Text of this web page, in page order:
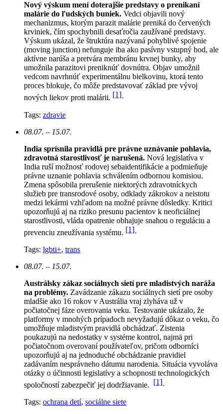
Nový výskum mení doterajšie predstavy o prenikaní
malárie do ľudských buniek. Vedci objavili nový
mechanizmus, ktorým parazit malárie preniká do červených
krviniek, čím spochybnili desaťročia zaužívané predstavy.
Výskum ukázal, že štruktúra nazývaná pohyblivé spojenie
(moving junction) nefunguje iba ako pasívny vstupný bod, ale
aktívne narúša a pretvára membránu krvnej bunky, aby
umožnila parazitovi preniknúť dovnútra. Objav umožnil
vedcom navrhnúť experimentálnu bielkovinu, ktorá tento
proces blokuje, čo môže predstavovať základ pre vývoj
nových liekov proti malárii. [1]
Tags: zdravie
08.07. – 15.07.
India sprísnila pravidlá pre právne uznávanie pohlavia,
zdravotná starostlivosť je narušená. Nová legislatíva v
India ruší možnosť rodovej sebaidentifikácie a podmieňuje
právne uznanie pohlavia schválením odbornou komisiou.
Zmena spôsobila prerušenie niektorých zdravotníckych
služieb pre transrodové osoby, odklady zákrokov a neistotu
medzi lekármi vzhľadom na možné právne dôsledky. Kritici
upozorňujú aj na riziko presunu pacientov k neoficiálnej
starostlivosti, vláda opatrenie obhajuje snahou o reguláciu a
prevenciu zneužívania systému. [1]
Tags: lgbti+, trans
08.07. – 15.07.
Austrálsky zákaz sociálnych sietí pre mladistvých naráža
na problémy. Zavádzanie zákazu sociálnych sietí pre osoby
mladšie ako 16 rokov v Austrália vraj zlyháva už v
počiatočnej fáze overovania veku. Testovanie ukázalo, že
platformy v mnohých prípadoch nevyžadujú dôkaz o veku, čo
umožňuje mladistvým pravidlá obchádzať. Zistenia
poukazujú na nedostatky v systéme kontrol, najmä pri
počiatočnom overovaní používateľov, pričom odborníci
upozorňujú aj na jednoduché obchádzanie pravidiel
zadávaním nesprávneho dátumu narodenia. Situácia vyvoláva
otázky o účinnosti legislatívy a schopnosti technologických
spoločností zabezpečiť jej dodržiavanie. [1]
Tags: ochrana detí, sociálne siete